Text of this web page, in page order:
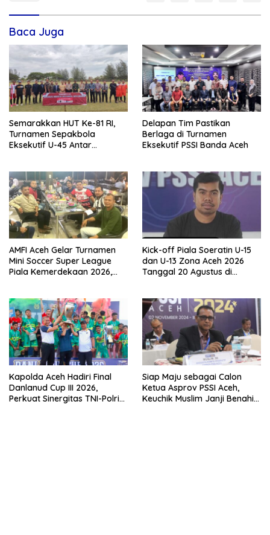
Baca Juga
Semarakkan HUT Ke-81 RI,
Turnamen Sepakbola
Eksekutif U-45 Antar
Delapan Tim Pastikan
Berlaga di Turnamen
Eksekutif PSSI Banda Aceh
AMFI Aceh Gelar Turnamen
Mini Soccer Super League
Piala Kemerdekaan 2026,
Kick-off Piala Soeratin U-15
dan U-13 Zona Aceh 2026
Tanggal 20 Agustus di
Kapolda Aceh Hadiri Final
Danlanud Cup III 2026,
Perkuat Sinergitas TNI-Polri
Siap Maju sebagai Calon
Ketua Asprov PSSI Aceh,
Keuchik Muslim Janji Benahi